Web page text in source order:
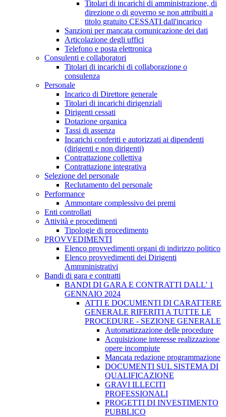
Titolari di incarichi di amministrazione, di
direzione o di governo se non attribuiti a
titolo gratuito CESSATI dall'incarico
Sanzioni per mancata comunicazione dei dati
Articolazione degli uffici
Telefono e posta elettronica
Consulenti e collaboratori
Titolari di incarichi di collaborazione o
consulenza
Personale
Incarico di Direttore generale
Titolari di incarichi dirigenziali
Dirigenti cessati
Dotazione organica
Tassi di assenza
Incarichi conferiti e autorizzati ai dipendenti
(dirigenti e non dirigenti)
Contrattazione collettiva
Contrattazione integrativa
Selezione del personale
Reclutamento del personale
Performance
Ammontare complessivo dei premi
Enti controllati
Attività e procedimenti
Tipologie di procedimento
PROVVEDIMENTI
Elenco provvedimenti organi di indirizzo politico
Elenco provvedimenti dei Dirigenti
Ammministrativi
Bandi di gara e contratti
BANDI DI GARA E CONTRATTI DALL' 1
GENNAIO 2024
ATTI E DOCUMENTI DI CARATTERE
GENERALE RIFERITI A TUTTE LE
PROCEDURE - SEZIONE GENERALE
Automatizzazione delle procedure
Acquisizione interesse realizzazione
opere incompiute
Mancata redazione programmazione
DOCUMENTI SUL SISTEMA DI
QUALIFICAZIONE
GRAVI ILLECITI
PROFESSIONALI
PROGETTI DI INVESTIMENTO
PUBBLICO